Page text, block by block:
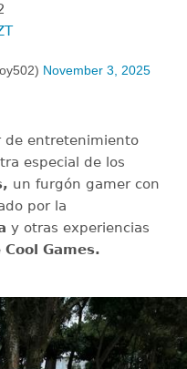
November 3, 2025
de entretenimiento
especial de los
un furgón gamer con
por la
y otras experiencias
Cool Games.